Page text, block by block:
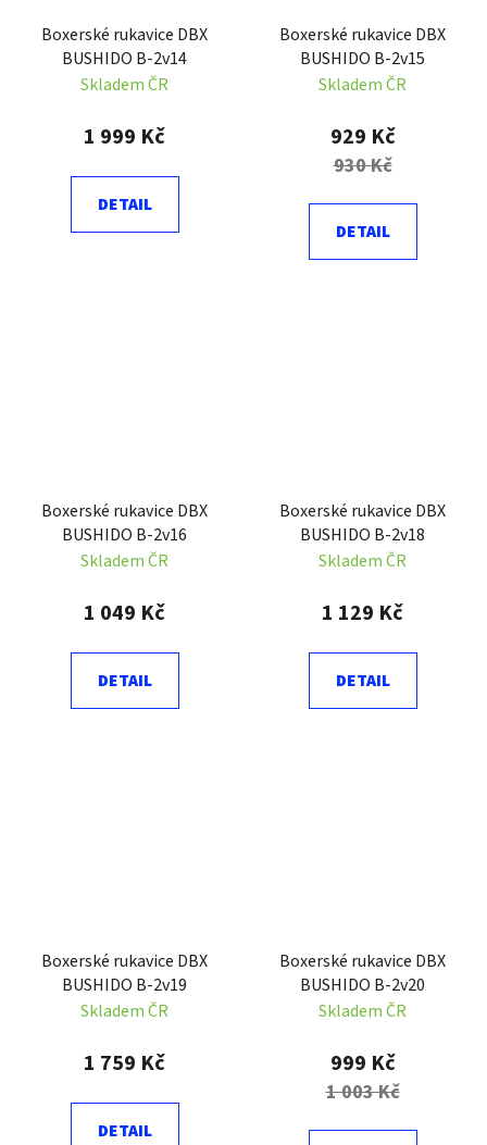
Boxerské rukavice DBX
BUSHIDO B-2v14
Skladem ČR
1 999 Kč
DETAIL
Boxerské rukavice DBX
BUSHIDO B-2v15
Skladem ČR
929 Kč
930 Kč
DETAIL
Boxerské rukavice DBX
BUSHIDO B-2v16
Skladem ČR
1 049 Kč
DETAIL
Boxerské rukavice DBX
BUSHIDO B-2v18
Skladem ČR
1 129 Kč
DETAIL
Boxerské rukavice DBX
BUSHIDO B-2v19
Skladem ČR
1 759 Kč
DETAIL
Boxerské rukavice DBX
BUSHIDO B-2v20
Skladem ČR
999 Kč
1 003 Kč